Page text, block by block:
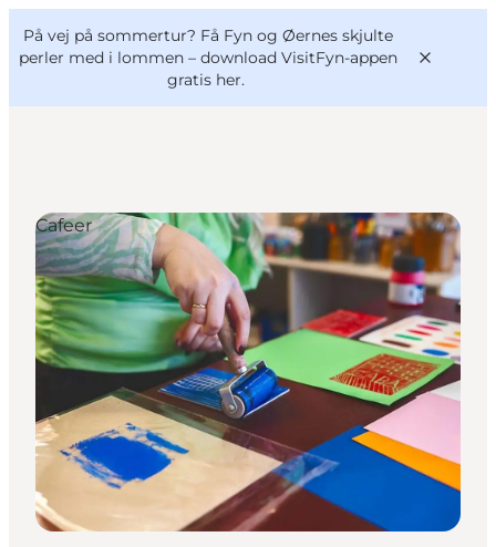
På vej på sommertur? Få Fyn og Øernes skjulte
perler med i lommen – download VisitFyn-appen
gratis her.
Oplevelser
Outdoor
Mad og drikke
Overnatning
Book lokale oplevelser
VisitFyn
Deutsch
Cafeer